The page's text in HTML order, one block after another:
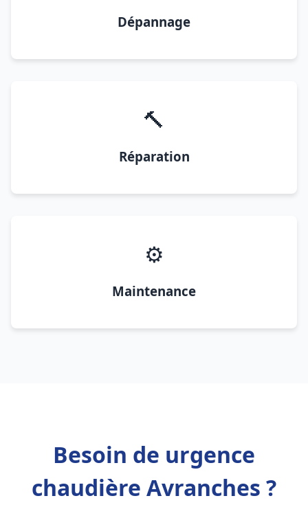
Dépannage
🔨
Réparation
⚙️
Maintenance
Besoin de urgence
chaudière Avranches ?